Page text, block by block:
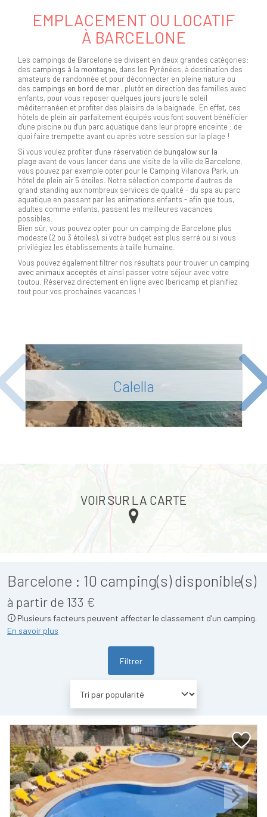
EMPLACEMENT OU LOCATIF
À BARCELONE
Les campings de Barcelone se divisent en deux grandes catégories:
des campings à la montagne, dans les Pyrénées, à destination des
amateurs de randonnée et pour déconnecter en pleine nature ou
des campings en bord de mer , plutôt en direction des familles avec
enfants, pour vous reposer quelques jours jours le soleil
méditerranéen et profiter des plaisirs de la baignade. En effet, ces
hôtels de plein air parfaitement équipés vous font souvent bénéficier
d'une piscine ou d'un parc aquatique dans leur propre enceinte : de
quoi faire trempette avant ou après votre session sur la plage !
Si vous voulez profiter d'une réservation de bungalow sur la
plage avant de vous lancer dans une visite de la ville de Barcelone,
vous pouvez par exemple opter pour le Camping Vilanova Park, un
hôtel de plein air 5 étoiles. Notre sélection comporte d'autres de
grand standing aux nombreux services de qualité - du spa au parc
aquatique en passant par les animations enfants - afin que tous,
adultes comme enfants, passent les meilleures vacances
possibles.
Bien sûr, vous pouvez opter pour un camping de Barcelone plus
modeste (2 ou 3 étoiles), si votre budget est plus serré ou si vous
privilégiez les établissements à taille humaine.
Vous pouvez également filtrer nos résultats pour trouver un camping
avec animaux acceptés et ainsi passer votre séjour avec votre
toutou. Réservez directement en ligne avec Ibericamp et planifiez
tout pour vos prochaines vacances !
Calella
Barcelone : 10 camping(s) disponible(s)
à partir de 133 €
Plusieurs facteurs peuvent affecter le classement d’un camping.
En savoir plus
Filtrer
Previous Next
VOIR SUR LA CARTE